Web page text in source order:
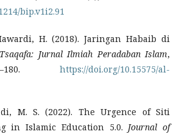
bip.v1i2.91
H. (2018). Jaringan Habaib di
Jurnal Ilmiah Peradaban Islam,
https://doi.org/10.15575/al-
M. S. (2022). The Urgence of Siti
in Islamic Education 5.0. Journal of